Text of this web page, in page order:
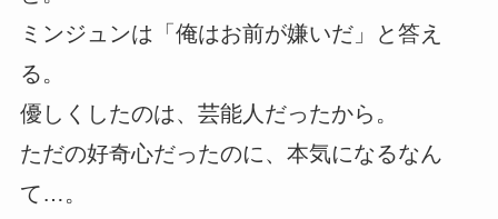
ミンジュンは「俺はお前が嫌いだ」と答え
る。
優しくしたのは、芸能人だったから。
ただの好奇心だったのに、本気になるなん
て…。